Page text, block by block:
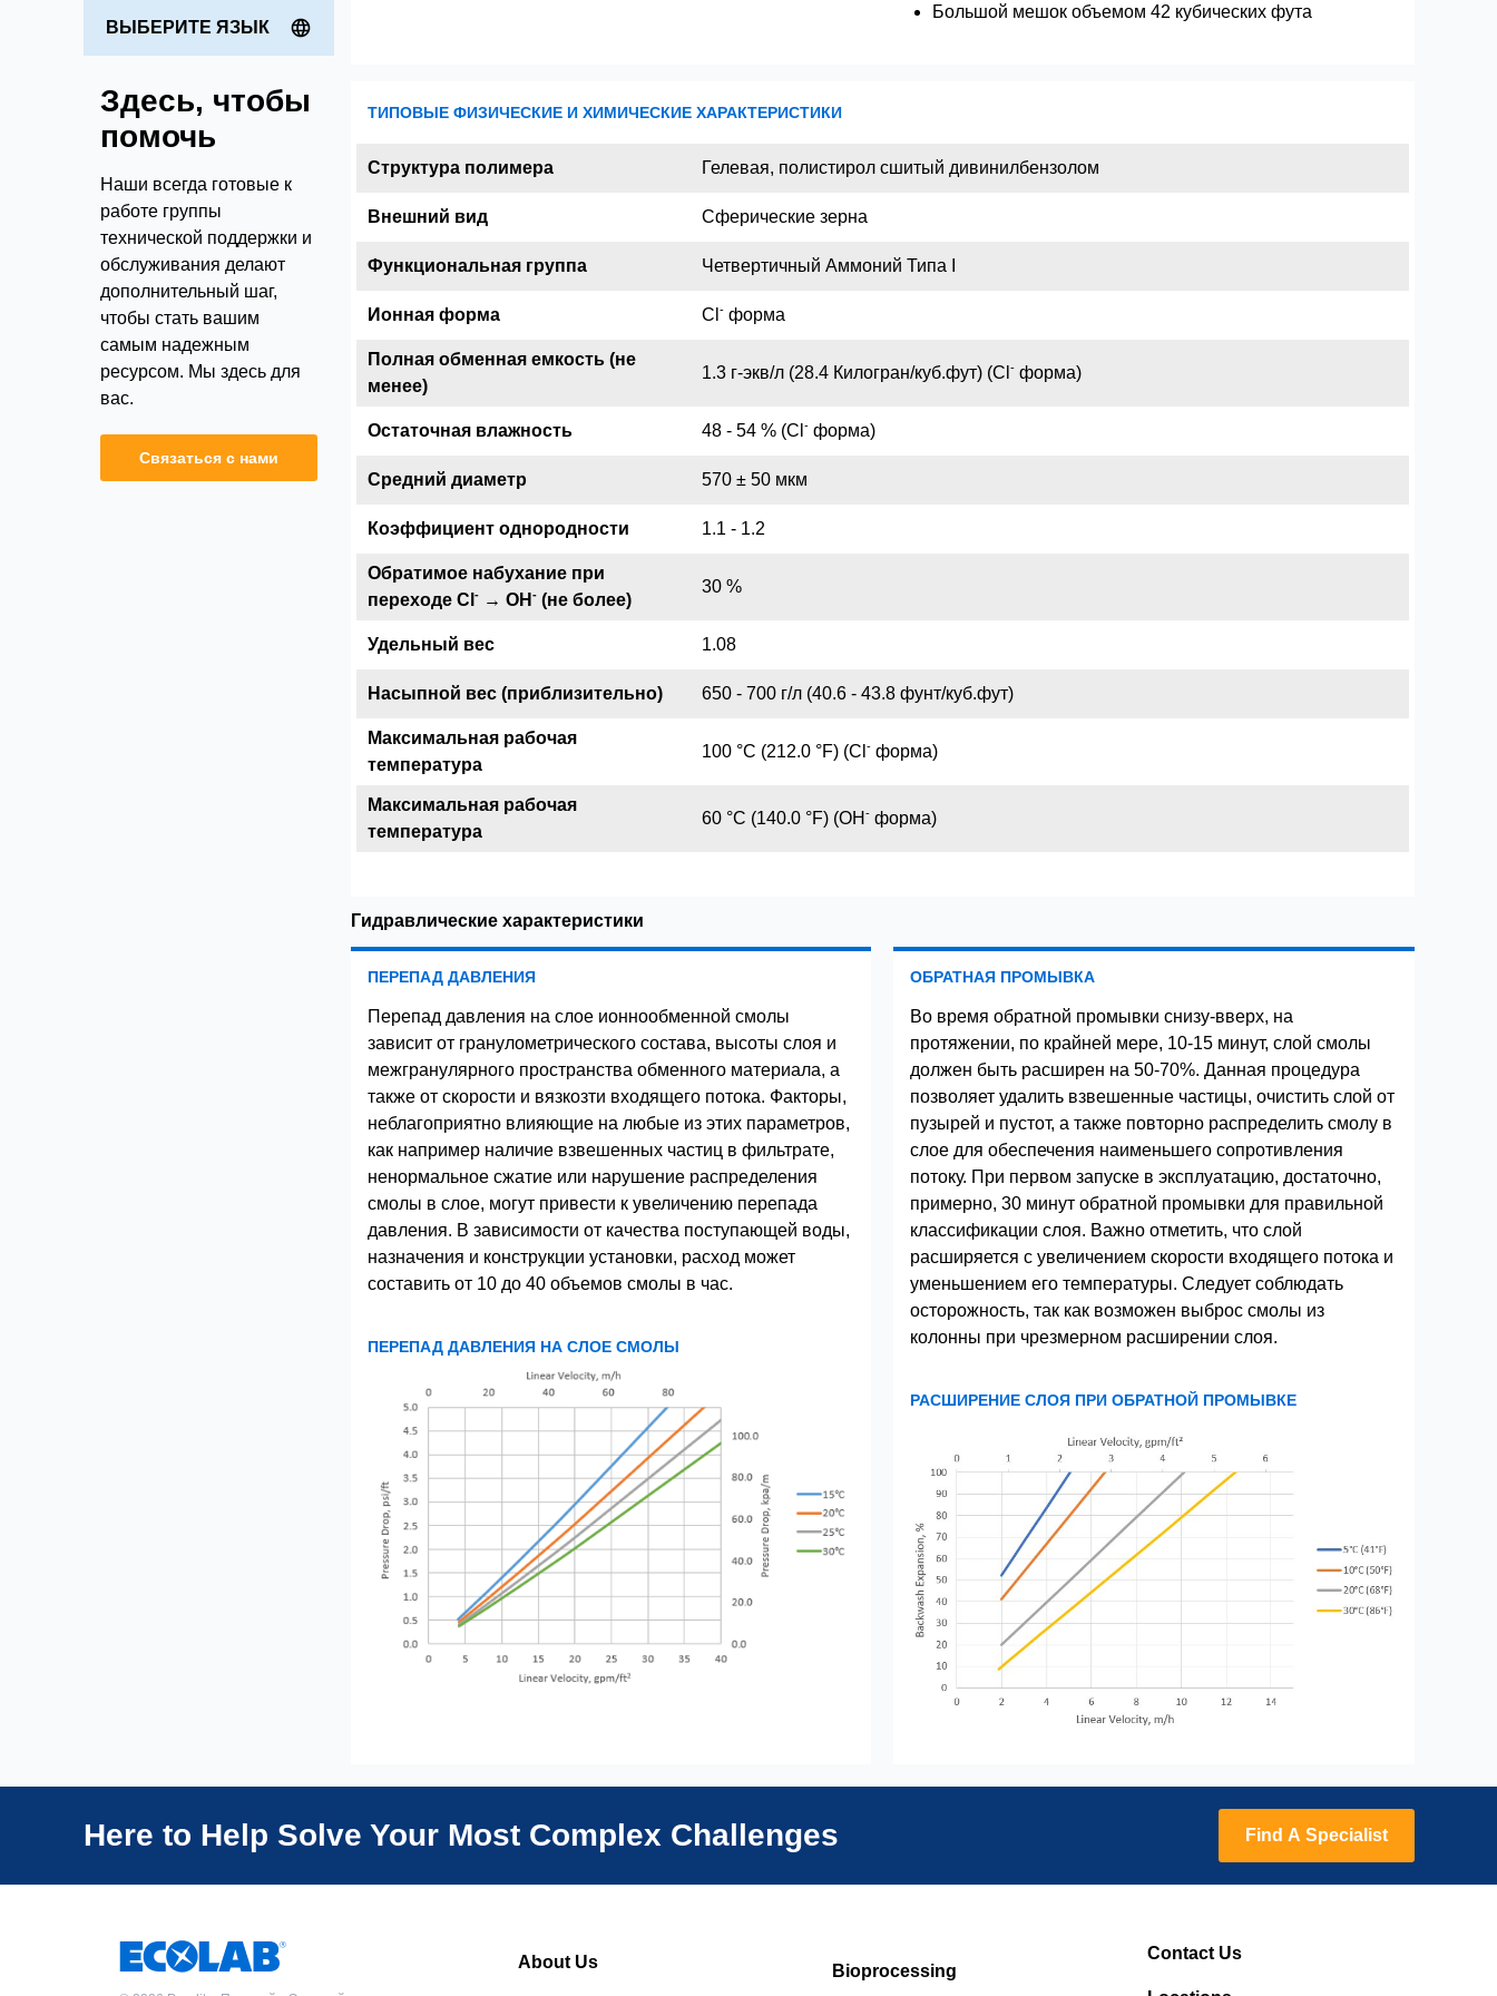
ВЫБЕРИТЕ ЯЗЫК
Здесь, чтобы
помочь
Наши всегда готовые к
работе группы
технической поддержки и
обслуживания делают
дополнительный шаг,
чтобы стать вашим
самым надежным
ресурсом. Мы здесь для
вас.
Связаться с нами
Большой мешок объемом 42 кубических фута
ТИПОВЫЕ ФИЗИЧЕСКИЕ И ХИМИЧЕСКИЕ ХАРАКТЕРИСТИКИ
Структура полимера Гелевая, полистирол сшитый дивинилбензолом
Внешний вид Сферические зерна
Функциональная группа Четвертичный Аммоний Типа I
Ионная форма Cl -форма
Полная обменная емкость (не
менее)
1.3 г-экв/л (28.4 Килогран/куб.фут) (Cl -форма)
Остаточная влажность 48 - 54 % (Cl -форма)
Средний диаметр 570 ± 50 мкм
Коэффициент однородности 1.1 - 1.2
Обратимое набухание при
переходе Cl -→ OH -(не более)
30 %
Удельный вес 1.08
Насыпной вес (приблизительно) 650 - 700 г/л (40.6 - 43.8 фунт/куб.фут)
Максимальная рабочая
температура
100 °C (212.0 °F) (Cl -форма)
Максимальная рабочая
температура
60 °C (140.0 °F) (OH -форма)
Гидравлические характеристики
ПЕРЕПАД ДАВЛЕНИЯ
Перепад давления на слое ионнообменной смолы
зависит от гранулометрического состава, высоты слоя и
межгранулярного пространства обменного материала, а
также от скорости и вязкозти входящего потока. Факторы,
неблагоприятно влияющие на любые из этих параметров,
как например наличие взвешенных частиц в фильтрате,
ненормальное сжатие или нарушение распределения
смолы в слое, могут привести к увеличению перепада
давления. В зависимости от качества поступающей воды,
назначения и конструкции установки, расход может
составить от 10 до 40 объемов смолы в час.
ПЕРЕПАД ДАВЛЕНИЯ НА СЛОЕ СМОЛЫ
ОБРАТНАЯ ПРОМЫВКА
Во время обратной промывки снизу-вверх, на
протяжении, по крайней мере, 10-15 минут, слой смолы
должен быть расширен на 50-70%. Данная процедура
позволяет удалить взвешенные частицы, очистить слой от
пузырей и пустот, а также повторно распределить смолу в
слое для обеспечения наименьшего сопротивления
потоку. При первом запуске в эксплуатацию, достаточно,
примерно, 30 минут обратной промывки для правильной
классификации слоя. Важно отметить, что слой
расширяется с увеличением скорости входящего потока и
уменьшением его температуры. Следует соблюдать
осторожность, так как возможен выброс смолы из
колонны при чрезмерном расширении слоя.
РАСШИРЕНИЕ СЛОЯ ПРИ ОБРАТНОЙ ПРОМЫВКЕ
Here to Help Solve Your Most Complex Challenges Find A Specialist
About Us Bioprocessing
Contact Us